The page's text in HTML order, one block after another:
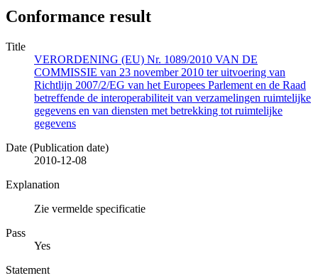
Conformance result
Title
VERORDENING (EU) Nr. 1089/2010 VAN DE
COMMISSIE van 23 november 2010 ter uitvoering van
Richtlijn 2007/2/EG van het Europees Parlement en de Raad
betreffende de interoperabiliteit van verzamelingen ruimtelijke
gegevens en van diensten met betrekking tot ruimtelijke
gegevens
Date (Publication date)
2010-12-08
Explanation
Zie vermelde specificatie
Pass
Yes
Statement